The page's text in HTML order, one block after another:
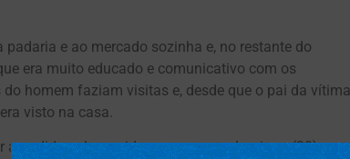
e ao mercado sozinha e, no restante do
era muito educado e comunicativo com os
homem faziam visitas e, desde que o pai da vítima
visto na casa.
pelo marido, e que nesse domingo (20)